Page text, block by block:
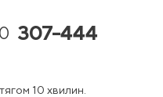
307-444
10 хвилин.